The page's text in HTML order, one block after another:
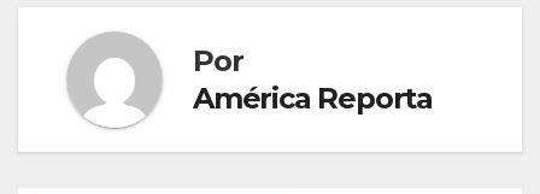
Por
América Reporta